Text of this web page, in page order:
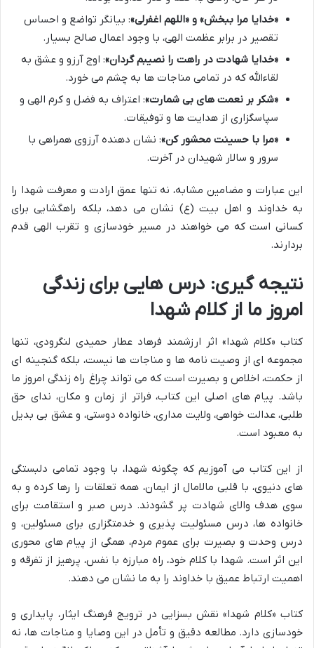
«خدایا مرا ببخش» و «اللهم اغفرلی»: بیانگر تواضع و احساس
تقصیر در برابر عظمت الهی، با وجود اعمال صالح بسیار.
«خدایا شهادت در راهت را نصیبم گردان»: اوج آرزو و عشق به
لقاءالله که در تمامی مناجات ها به چشم می خورد.
«شکر بر نعمت های بی شمارت»: اعتراف به فضل و کرم الهی و
سپاسگزاری از هدایت ها و توفیقات.
«مرا با حسینت محشور کن»: نشان دهنده آرزوی همراهی با
سرور و سالار شهیدان در آخرت.
این عبارات و مضامین مشابه، نه تنها عمق ارادت و معرفت شهدا را
به خداوند و اهل بیت (ع) نشان می دهد، بلکه راهگشایی برای
کسانی است که می خواهند در مسیر خودسازی و تقرب الهی قدم
بردارند.
نتیجه گیری: درس هایی برای زندگی
امروز ما از کلام شهدا
کتاب «کلام شهدا» اثر ارزشمند فرهاد عطار حمیدی لنگرودی، تنها
مجموعه ای از وصیت نامه ها و مناجات ها نیست، بلکه گنجینه ای
از حکمت، اخلاص و بصیرت است که می تواند چراغ راه زندگی امروز ما
باشد. پیام های اصلی این کتاب، فراتر از زمان و مکان، ندای حق
طلبی، عدالت خواهی، ولایت مداری، خانواده دوستی، و عشق بی بدیل
به معبود است.
از این کتاب می آموزیم که چگونه شهدا، با وجود تمامی دلبستگی
های دنیوی، با قلبی مالامال از ایمان، همه تعلقات را رها کرده و به
سوی هدف والای شهادت پر گشودند. درس صبر و استقامت برای
خانواده ها، درس مسئولیت پذیری و خدمتگزاری برای مسئولین، و
درس وحدت و بصیرت برای عموم مردم، همگی از پیام های محوری
این اثر است. شهدا با کلام خود، راه مبارزه با نفس، پرهیز از تفرقه و
اهمیت ارتباط عمیق با خداوند را به ما نشان می دهند.
کتاب «کلام شهدا» نقش بسزایی در ترویج فرهنگ ایثار، پایداری و
خودسازی دارد. مطالعه دقیق و تأمل در این وصایا و مناجات ها، نه